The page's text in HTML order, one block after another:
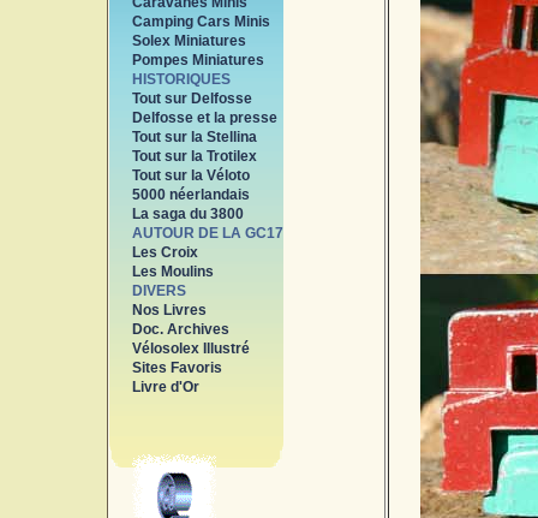
Camping Cars Minis
Solex Miniatures
Pompes Miniatures
HISTORIQUES
Tout sur Delfosse
Delfosse et la presse
Tout sur la Stellina
Tout sur la Trotilex
Tout sur la Véloto
5000 néerlandais
La saga du 3800
AUTOUR DE LA GC17
Les Croix
Les Moulins
DIVERS
Nos Livres
Doc. Archives
Vélosolex Illustré
Sites Favoris
Livre d'Or